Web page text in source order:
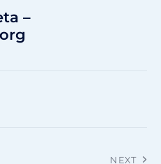
–
NEXT